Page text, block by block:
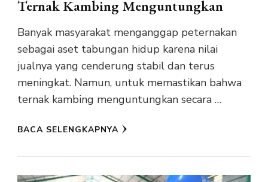
Ternak Kambing Menguntungkan
Banyak masyarakat menganggap peternakan
sebagai aset tabungan hidup karena nilai
jualnya yang cenderung stabil dan terus
meningkat. Namun, untuk memastikan bahwa
ternak kambing menguntungkan secara …
BACA SELENGKAPNYA